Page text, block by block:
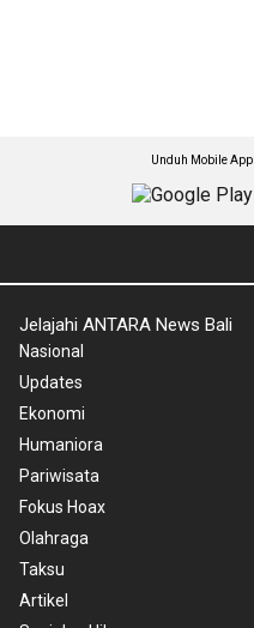
Unduh Mobile
Jelajahi ANTARA News Bali
Nasional
Updates
Ekonomi
Humaniora
Pariwisata
Fokus Hoax
Olahraga
Taksu
Artikel